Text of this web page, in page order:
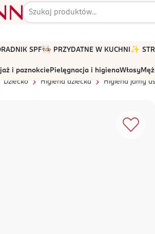
SPF🧑🏻‍🍳 PRZYDATNE W KUCHNI ✨
i paznokcie Pielęgnacja i higienaWłosy
Dziecko Higiena dziecka Higiena jamy